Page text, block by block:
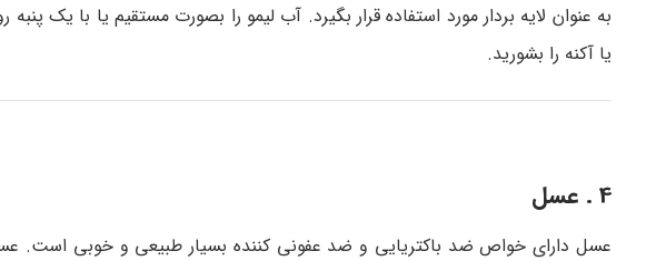
یا آکنه را بشورید.
4 . عسل
عسل دارای خواص ضد باکتریایی و ضد عفونی کننده بسیار طبیعی و خوبی